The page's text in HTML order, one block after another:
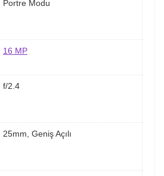
Portre Modu
16 MP
f/2.4
25mm, Geniş Açılı